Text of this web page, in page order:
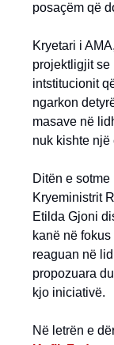
posaçëm që
Kryetari i
projektligjit se
intstitucionit
ngarkon
masave në
nuk kishte një
Ditën e
Kryeministrit
Etilda Gjoni
kanë në
reaguan në
propozuara
kjo iniciativë.
Në letrën e